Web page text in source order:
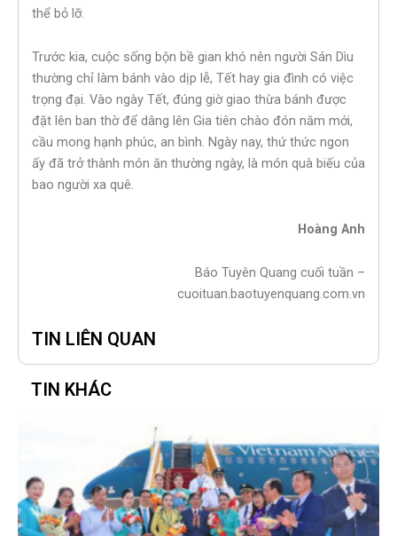
thể bỏ lỡ.
Trước kia, cuộc sống bộn bề gian khó nên người Sán Dìu
thường chỉ làm bánh vào dịp lễ, Tết hay gia đình có việc
trọng đại. Vào ngày Tết, đúng giờ giao thừa bánh được
đặt lên ban thờ để dâng lên Gia tiên chào đón năm mới,
cầu mong hạnh phúc, an bình. Ngày nay, thứ thức ngon
ấy đã trở thành món ăn thường ngày, là món quà biếu của
bao người xa quê.
Hoàng Anh
Báo Tuyên Quang cuối tuần –
cuoituan.baotuyenquang.com.vn
TIN LIÊN QUAN
TIN KHÁC